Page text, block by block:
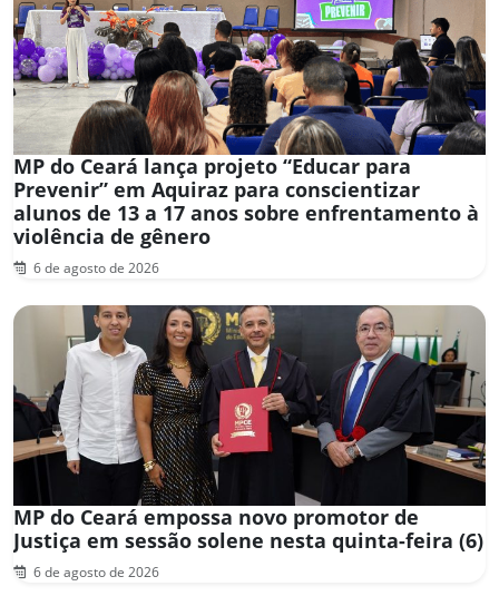
MP do Ceará lança projeto “Educar para
Prevenir” em Aquiraz para conscientizar
alunos de 13 a 17 anos sobre enfrentamento à
violência de gênero
6 de agosto de 2026
MP do Ceará empossa novo promotor de
Justiça em sessão solene nesta quinta-feira (6)
6 de agosto de 2026